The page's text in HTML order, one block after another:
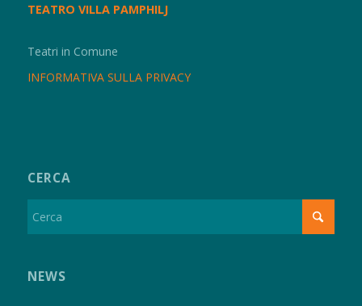
TEATRO VILLA PAMPHILJ
Teatri in Comune
INFORMATIVA SULLA PRIVACY
CERCA
NEWS